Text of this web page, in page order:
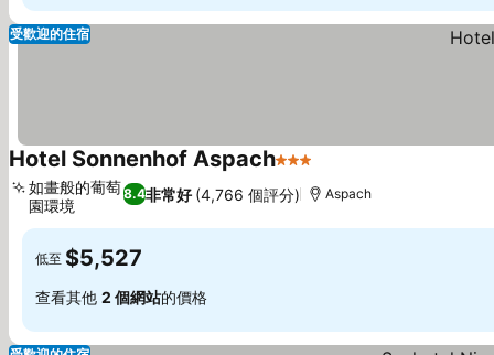
受歡迎的住宿
Hotel Sonnenhof Aspach3 星級
8.4非常好 (4,766 個評分)
如畫般的葡萄
園環境
Aspach
低至 $5,527
查看其他 2 個網站的價格